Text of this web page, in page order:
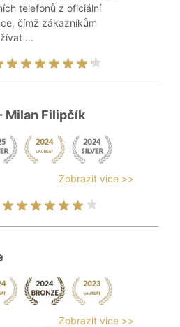
telefonů z oficiální
čímž zákazníkům
...
Milan Filipčík
Zobrazit více >>
Zobrazit více >>